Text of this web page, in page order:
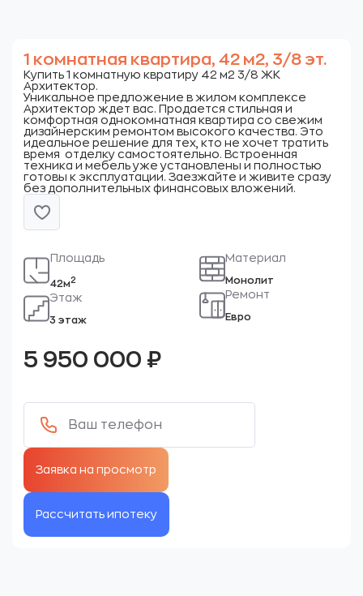
1 комнатная квартира, 42 м2, 3/8 эт.
Купить 1 комнатную квратиру 42 м2 3/8 ЖК
Архитектор.
Уникальное предложение в жилом комплексе
Архитектор ждет вас. Продается стильная и
комфортная однокомнатная квартира со свежим
дизайнерским ремонтом высокого качества. Это
идеальное решение для тех, кто не хочет тратить
время отделку самостоятельно. Встроенная
техника и мебель уже установлены и полностью
готовы к эксплуатации. Заезжайте и живите сразу
без дополнительных финансовых вложений.
Площадь
42м2
Этаж
3 этаж
Материал
Монолит
Ремонт
Евро
5 950 000 ₽
Рассчитать ипотеку